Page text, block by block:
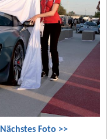
Nächstes Foto >>